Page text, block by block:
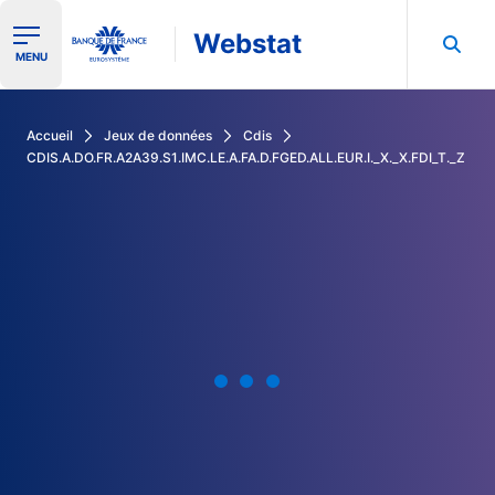
Ouvrir le menu de navigation
MENU Webstat
Accueil Jeux de données
Cdis
CDIS.A.DO.FR.A2A39.S1.IMC.LE.A.FA.D.FGED.ALL.EUR.I._X._X.FDI_T._Z